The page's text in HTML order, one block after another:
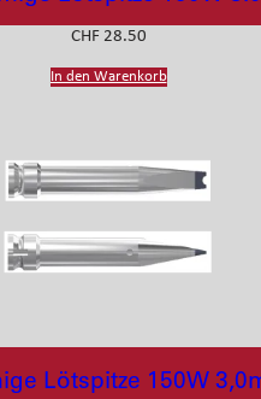
CHF28.50
In den Warenkorb
Lötspitze 150W